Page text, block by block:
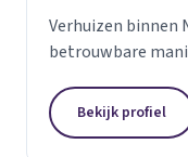
Verhuizen binnen
betrouwbare
worden naar de
u...
Bekijk profiel